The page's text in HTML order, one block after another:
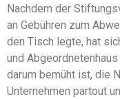
Nachdem der
an Gebühren zum
den Tisch legte, hat
und
darum bemüht ist, die
Unternehmen partout